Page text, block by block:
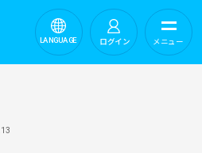
ログイン
LANGUAGE メニュー